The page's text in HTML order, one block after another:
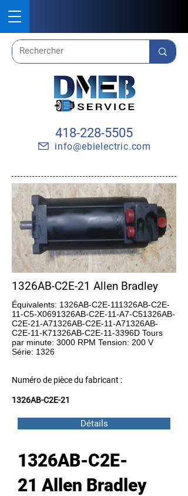
418-228-5505
info@ebielectric.com
1326AB-C2E-21 Allen Bradley
Équivalents: 1326AB-C2E-111326AB-C2E-
11-C5-X0691326AB-C2E-11-A7-C51326AB-
C2E-21-A71326AB-C2E-11-A71326AB-
C2E-11-K71326AB-C2E-11-3396D Tours
par minute: 3000 RPM Tension: 200 V
Série: 1326
Numéro de pièce du fabricant :
1326AB-C2E-21
Détails
1326AB-C2E-
21 Allen Bradley